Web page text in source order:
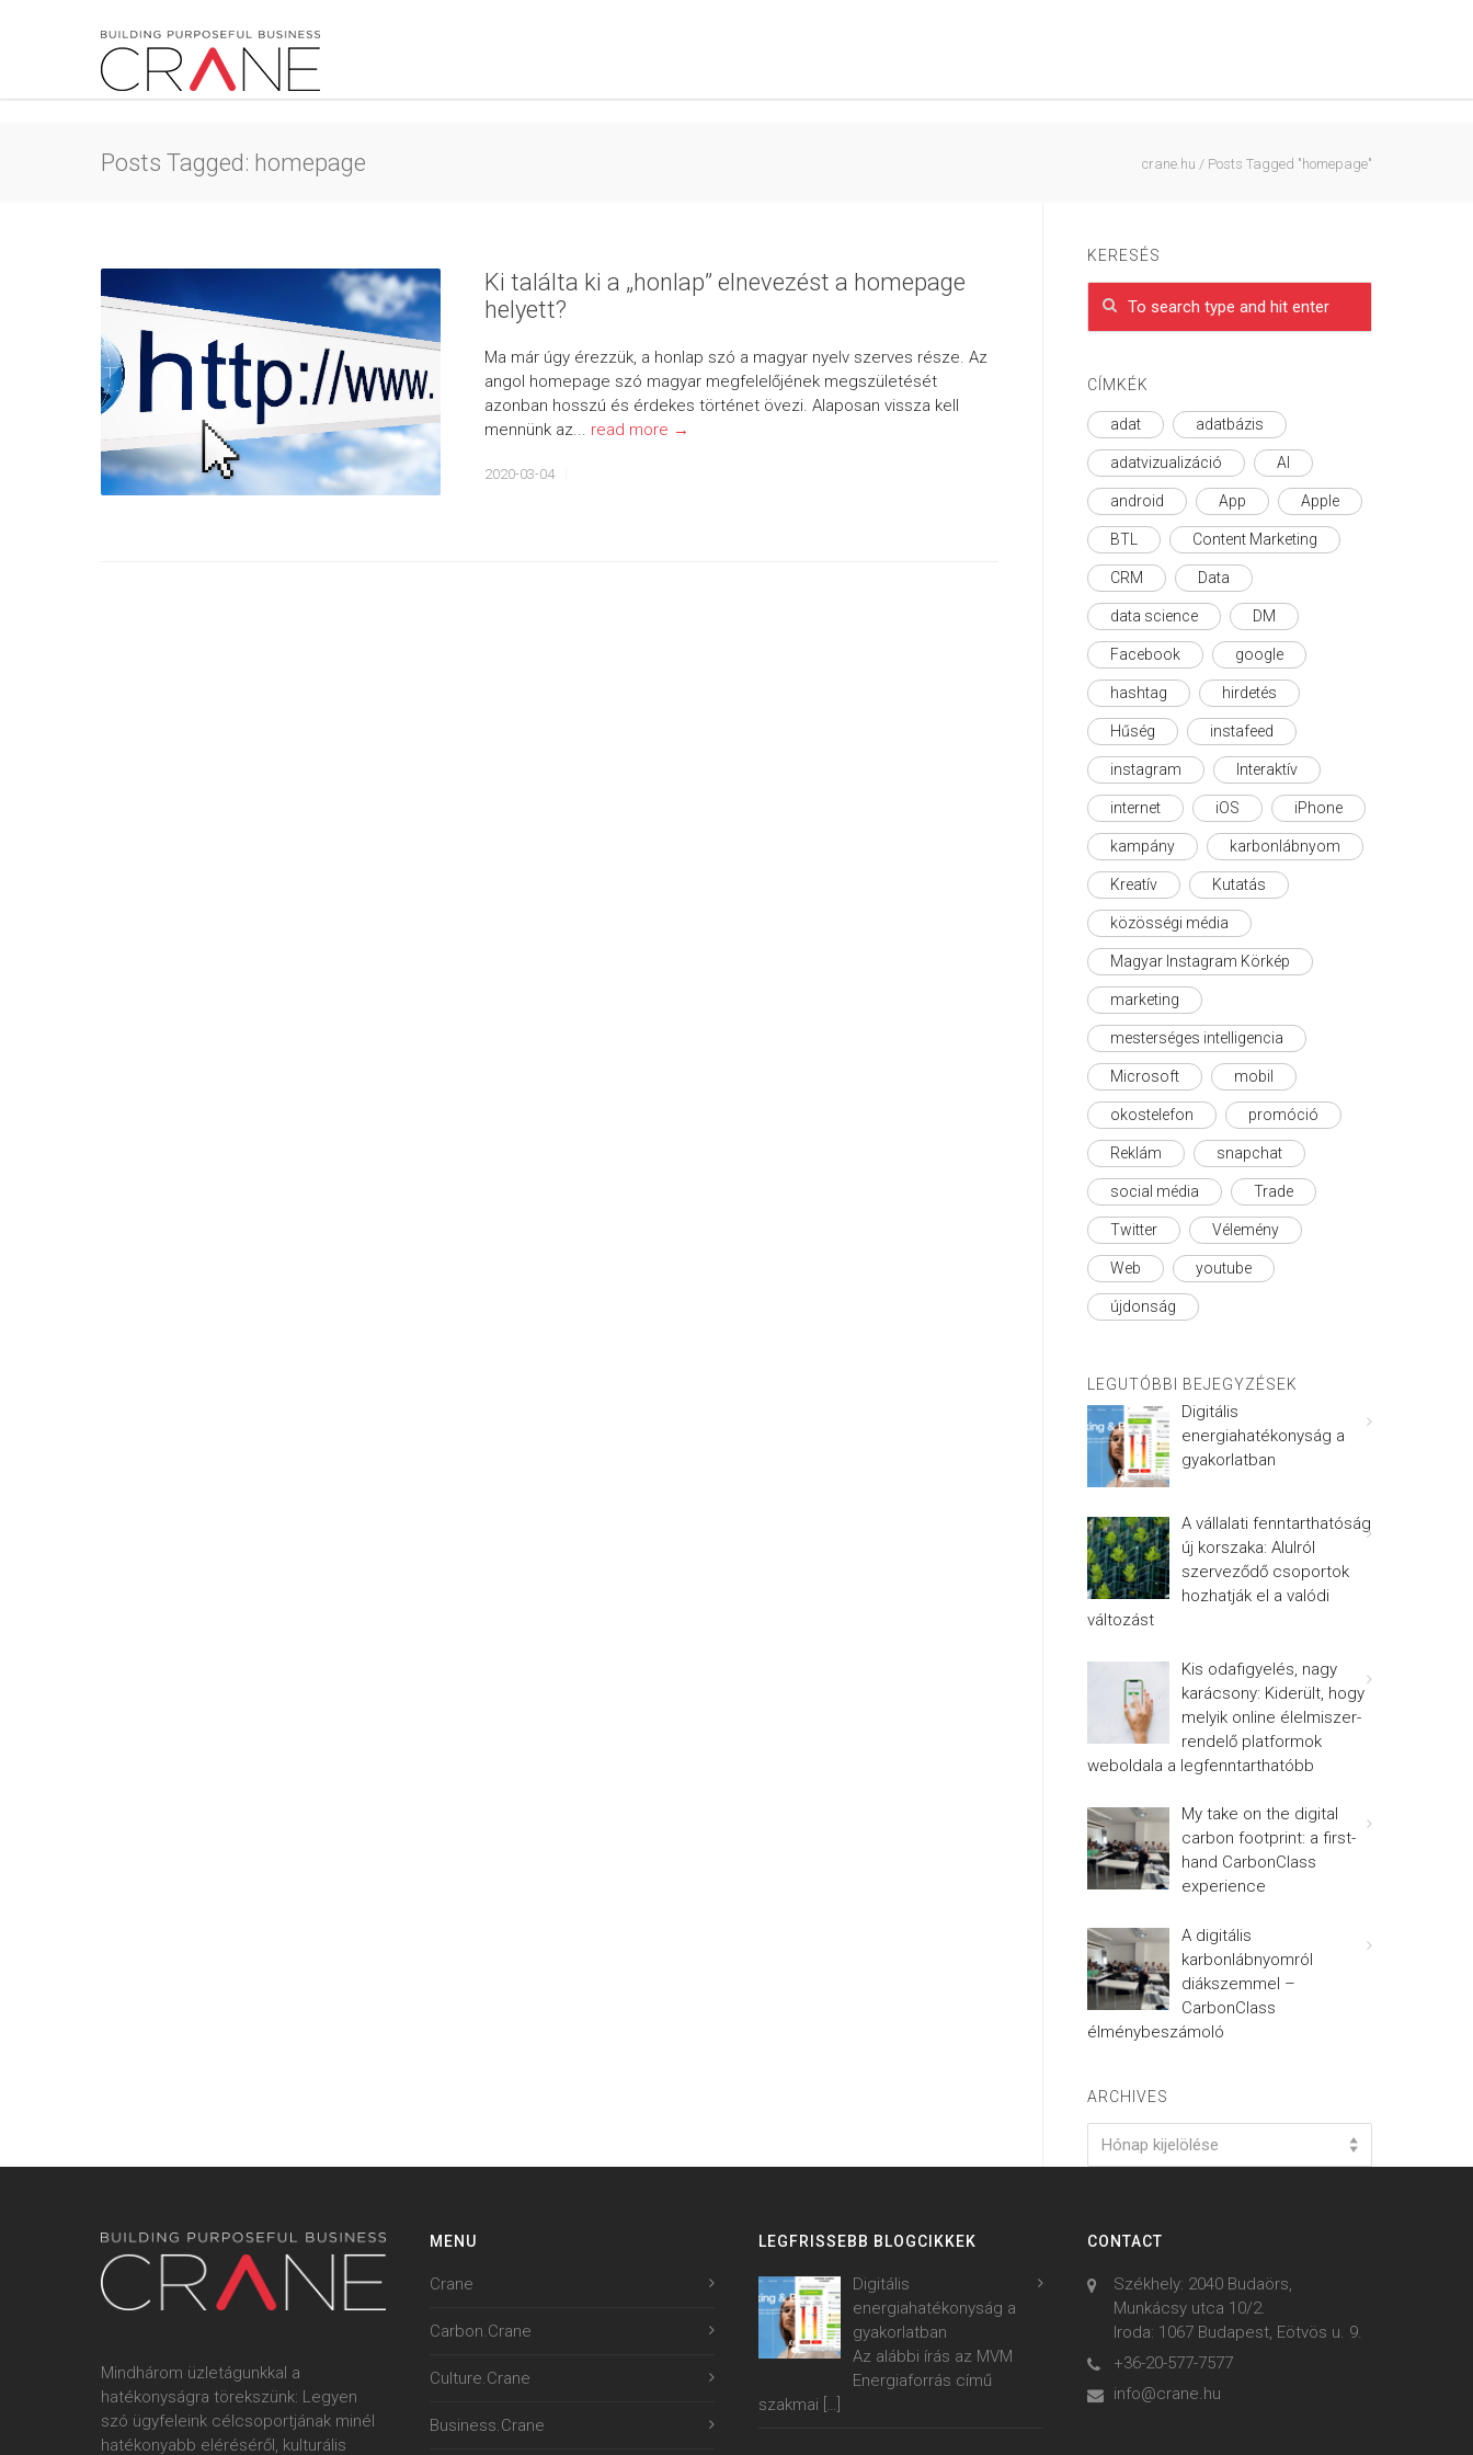
Posts Tagged: homepage crane.hu / Posts Tagged "homepage"
Ki találta ki a „honlap” elnevezést a homepage
helyett?
Ma már úgy érezzük, a honlap szó a magyar nyelv szerves része. Az
angol homepage szó magyar megfelelőjének megszületését
azonban hosszú és érdekes történet övezi. Alaposan vissza kell
mennünk az... read more →
2020-03-04
KERESÉS
CÍMKÉK
adat adatbázis
adatvizualizáció AI
android App Apple
BTL Content Marketing
CRM Data
data science DM
Facebook google
hashtag hirdetés
Hűség instafeed
instagram Interaktív
internet iOS iPhone
kampány karbonlábnyom
Kreatív Kutatás
közösségi média
Magyar Instagram Körkép
marketing
mesterséges intelligencia
Microsoft mobil
okostelefon promóció
Reklám snapchat
social média Trade
Twitter Vélemény
Web youtube
újdonság
LEGUTÓBBI BEJEGYZÉSEK
Digitális
energiahatékonyság a
gyakorlatban
A vállalati fenntarthatóság
új korszaka: Alulról
szerveződő csoportok
hozhatják el a valódi
változást
Kis odafigyelés, nagy
karácsony: Kiderült, hogy
melyik online élelmiszer-
rendelő platformok
weboldala a legfenntarthatóbb
My take on the digital
carbon footprint: a first-
hand CarbonClass
experience
A digitális
karbonlábnyomról
diákszemmel –
CarbonClass
élménybeszámoló
ARCHIVES
Hónap kijelölése
Mindhárom üzletágunkkal a
hatékonyságra törekszünk: Legyen
szó ügyfeleink célcsoportjának minél
hatékonyabb eléréséről, kulturális
MENU
Crane
Carbon.Crane
Culture.Crane
Business.Crane
LEGFRISSEBB BLOGCIKKEK
Digitális
energiahatékonyság a
gyakorlatban
Az alábbi írás az MVM
Energiaforrás című
szakmai
CONTACT
Székhely: 2040 Budaörs,
Munkácsy utca 10/2.
Iroda: 1067 Budapest, Eötvös u. 9.
+36-20-577-7577
info@crane.hu